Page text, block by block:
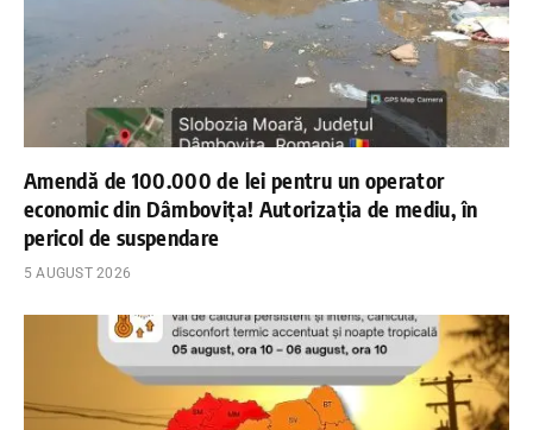
Amendă de 100.000 de lei pentru un operator
economic din Dâmbovița! Autorizația de mediu, în
pericol de suspendare
5 AUGUST 2026